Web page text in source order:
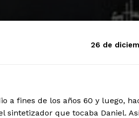
26 de
a fines de los años 60 y luego,
sintetizador que tocaba Daniel.